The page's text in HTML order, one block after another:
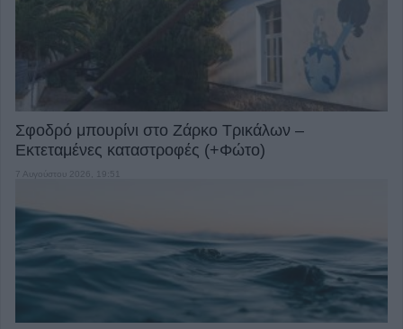
Σφοδρό μπουρίνι στο Ζάρκο Τρικάλων –
Εκτεταμένες καταστροφές (+Φώτο)
7 Αυγούστου 2026, 19:51